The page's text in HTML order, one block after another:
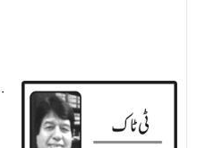
فیفا